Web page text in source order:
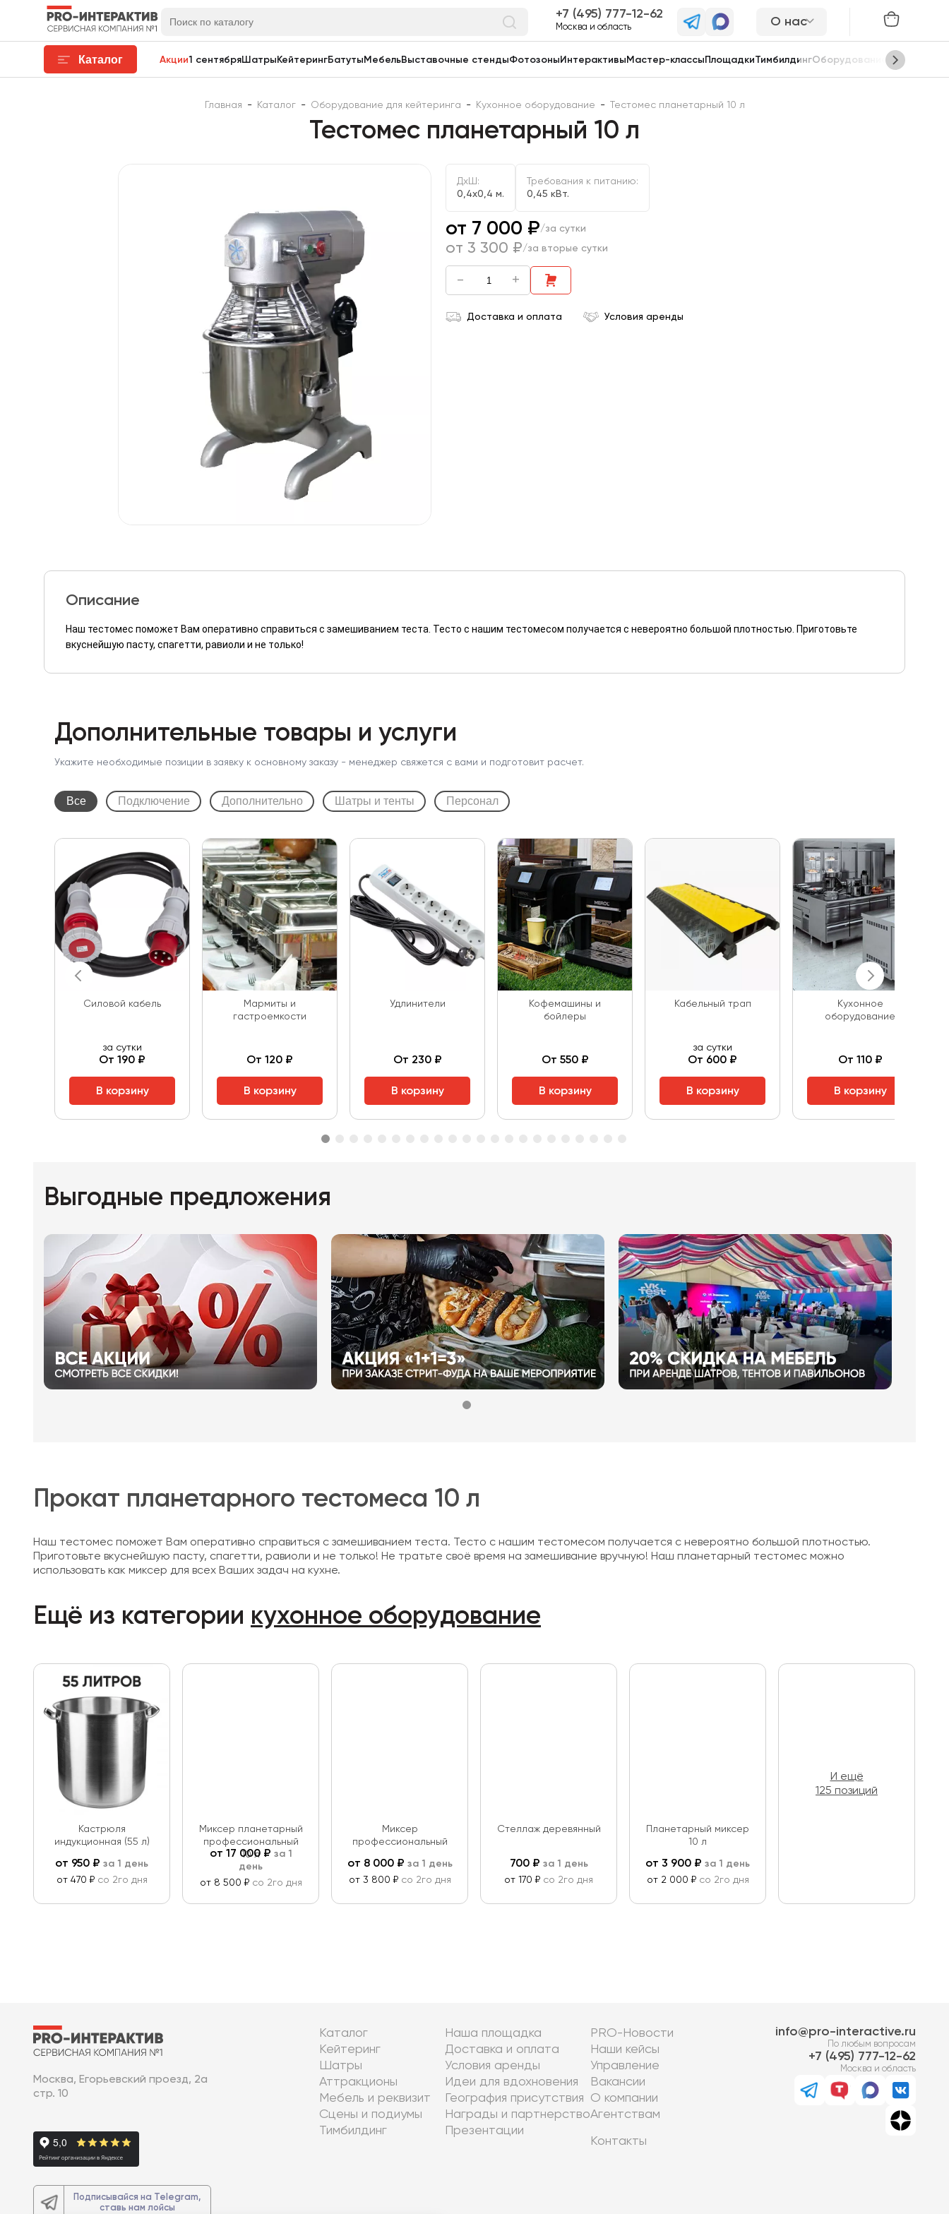
7 (495) 777-12-62
Москва и область О нас
Каталог Акции1 сентябряШатры КейтерингБатуты МебельВыставочные стендыФотозоны Интерактивы Мастер-классы ПлощадкиТимбилдингОборудование Сцены
Главная - Каталог - Оборудование для кейтеринга - Кухонное оборудование - Тестомес планетарный 10 л
Тестомес планетарный 10 л
ДxШ:
0,4x0,4 м.
Требования к питанию:
0,45 кВт.
от 7 000 ₽/за сутки
от 3 300 ₽/за вторые сутки
- +
Доставка и оплата Условия аренды
Описание
Наш тестомес поможет Вам оперативно справиться с замешиванием теста. Тесто с нашим тестомесом получается с невероятно большой плотностью. Приготовьте
вкуснейшую пасту, спагетти, равиоли и не только!
Дополнительные товары и услуги
Укажите необходимые позиции в заявку к основному заказу - менеджер свяжется с вами и подготовит расчет.
Все Подключение Дополнительно Шатры и тенты Персонал
Силовой кабель
за сутки
От 190 ₽
В корзину
Мармиты и
гастроемкости
От 120 ₽
В корзину
Удлинители
От 230 ₽
В корзину
Кофемашины и
бойлеры
От 550 ₽
В корзину
Кабельный трап
за сутки
От 600 ₽
В корзину
Кухонное
оборудование
От 110 ₽
В корзину
Выгодные предложения
Прокат планетарного тестомеса 10 л
Наш тестомес поможет Вам оперативно справиться с замешиванием теста. Тесто с нашим тестомесом получается с невероятно большой плотностью.
Приготовьте вкуснейшую пасту, спагетти, равиоли и не только! Не тратьте своё время на замешивание вручную! Наш планетарный тестомес можно
использовать как миксер для всех Ваших задач на кухне.
Ещё из категории кухонное оборудование
Кастрюля
индукционная (55 л)
от 950 ₽ за 1 день
от 470 ₽ со 2го дня
Миксер планетарный
профессиональный
10 л
от 17 000₽ за 1
день
от 8 500 ₽ со 2го дня
Миксер
профессиональный
от 8 000₽ за 1 день
от 3 800 ₽ со 2го дня
Стеллаж деревянный
700₽ за 1 день
от 170 ₽ со 2го дня
Планетарный миксер
10 л
от 3 900 ₽ за 1 день
от 2 000 ₽ со 2го дня
И ещё
125 позиций
Москва, Егорьевский проезд, 2а
стр. 10
Подписывайся на Telegram,
ставь нам лойсы
Каталог
Кейтеринг
Шатры
Аттракционы
Мебель и реквизит
Сцены и подиумы
Тимбилдинг
Наша площадка
Доставка и оплата
Условия аренды
Идеи для вдохновения
География присутствия
Награды и партнерство
Презентации
PRO-Новости
Наши кейсы
Управление
Вакансии
О компании
Агентствам
Контакты
info@pro-interactive.ru
По любым вопросам
7 (495) 777-12-62
Москва и область